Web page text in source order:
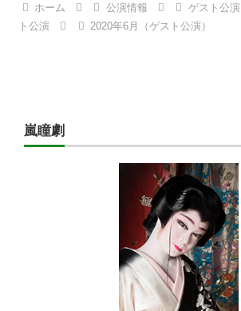
ホーム 公演情報 ゲスト公演
ト公演
2020年6月（ゲスト公演）
嵐瞳劇